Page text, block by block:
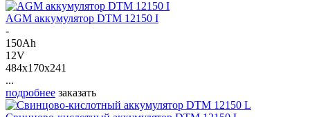
AGM аккумулятор DTM 12150 I
-
150Ah
12V
484x170x241
...
подробнее заказать